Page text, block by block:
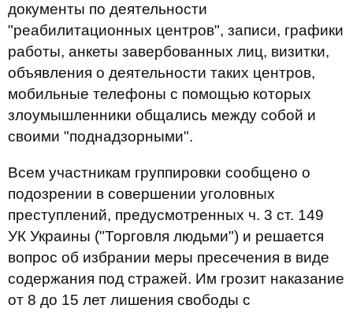
документы по деятельности
"реабилитационных центров", записи, графики
работы, анкеты завербованных лиц, визитки,
объявления о деятельности таких центров,
мобильные телефоны с помощью которых
злоумышленники общались между собой и
своими "поднадзорными".
Всем участникам группировки сообщено о
подозрении в совершении уголовных
преступлений, предусмотренных ч. 3 ст. 149
УК Украины ("Торговля людьми") и решается
вопрос об избрании меры пресечения в виде
содержания под стражей. Им грозит наказание
от 8 до 15 лет лишения свободы с